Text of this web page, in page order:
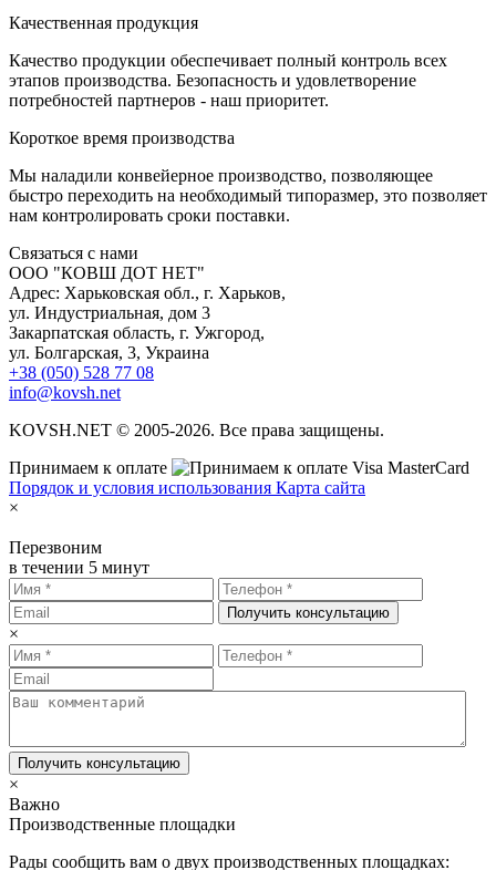
Качественная продукция
Качество продукции обеспечивает полный контроль всех
этапов производства. Безопасность и удовлетворение
потребностей партнеров - наш приоритет.
Короткое время производства
Мы наладили конвейерное производство, позволяющее
быстро переходить на необходимый типоразмер, это позволяет
нам контролировать сроки поставки.
Связаться с нами
ООО "КОВШ ДОТ НЕТ"
Адрес: Харьковская обл., г. Харьков,
ул. Индустриальная, дом 3
Закарпатская область, г. Ужгород,
ул. Болгарская, 3, Украина
+38 (050) 528 77 08
info@kovsh.net
KOVSH.NET © 2005-2026. Все права защищены.
Принимаем к оплате
Порядок и условия использования Карта сайта
×
Перезвоним
в течении 5 минут
Получить консультацию
×
Получить консультацию
×
Важно
Производственные площадки
Рады сообщить вам о двух производственных площадках: